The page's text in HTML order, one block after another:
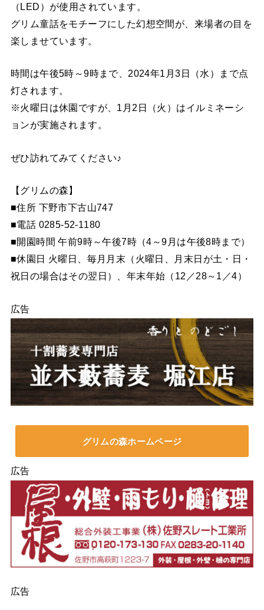
（LED）が使用されています。
グリム童話をモチーフにした幻想空間が、来場者の目を
楽しませています。
時間は午後5時～9時まで、2024年1月3日（水）まで点
灯されます。
※火曜日は休園ですが、1月2日（火）はイルミネーシ
ョンが実施されます。
ぜひ訪れてみてください♪
【グリムの森】
■住所 下野市下古山747
■電話 0285-52-1180
■開園時間 午前9時～午後7時（4～9月は午後8時まで）
■休園日 火曜日、毎月月末（火曜日、月末日が土・日・
祝日の場合はその翌日）、年末年始（12／28～1／4）
広告
グリムの森ホームページ
広告
広告